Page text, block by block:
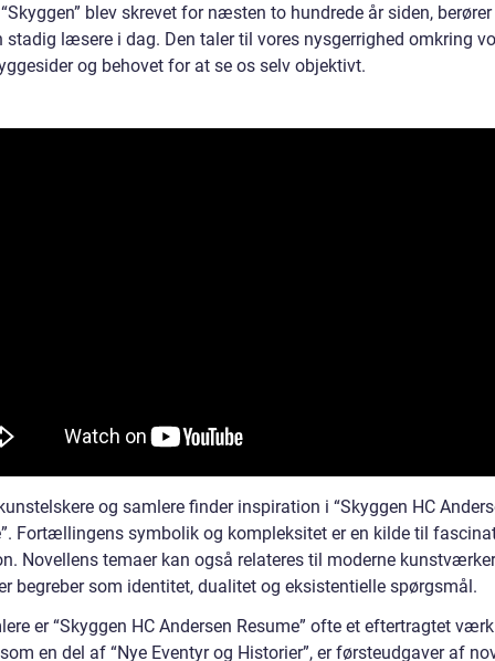
blev skrevet for næsten to hundrede år siden, berører
stadig læsere i dag. Den taler til vores nysgerrighed omkring
og behovet for at se os selv objektivt.
og samlere finder inspiration i “Skyggen HC
Fortællingens symbolik og kompleksitet er en kilde til
Novellens temaer kan også relateres til moderne
begreber som identitet, dualitet og eksistentielle spørgsmål.
er “Skyggen HC Andersen Resume” ofte et eftertragtet
en del af “Nye Eventyr og Historier”, er førsteudgaver af